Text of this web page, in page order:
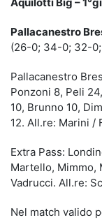
Pallacanestro
(26-0; 34-0; 32-
Pallacanestro
Ponzoni 8, Peli
10, Brunno 10,
12. All.re: Marini /
Extra Pass:
Martello, Mimmo,
Vadrucci. All.re:
Nel match valido